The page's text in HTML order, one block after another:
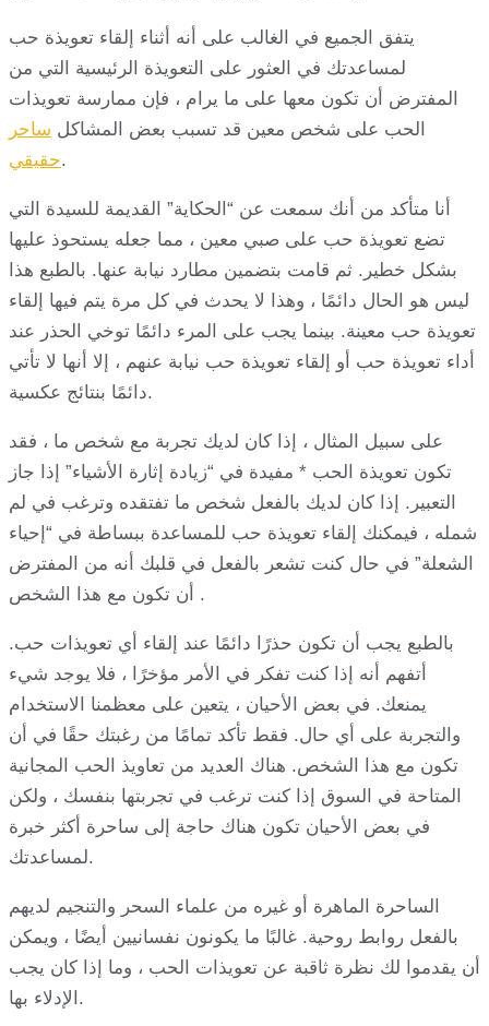
يتفق الجميع في الغالب على أنه أثناء إلقاء تعويذة حب
لمساعدتك في العثور على التعويذة الرئيسية التي من
المفترض أن تكون معها على ما يرام ، فإن ممارسة تعويذات
الحب على شخص معين قد تسبب بعض المشاكل ساحر
حقيقي.
أنا متأكد من أنك سمعت عن “الحكاية” القديمة للسيدة التي
تضع تعويذة حب على صبي معين ، مما جعله يستحوذ عليها
بشكل خطير. ثم قامت بتضمين مطارد نيابة عنها. بالطبع هذا
ليس هو الحال دائمًا ، وهذا لا يحدث في كل مرة يتم فيها إلقاء
تعويذة حب معينة. بينما يجب على المرء دائمًا توخي الحذر عند
أداء تعويذة حب أو إلقاء تعويذة حب نيابة عنهم ، إلا أنها لا تأتي
دائمًا بنتائج عكسية.
على سبيل المثال ، إذا كان لديك تجربة مع شخص ما ، فقد
تكون تعويذة الحب * مفيدة في “زيادة إثارة الأشياء” إذا جاز
التعبير. إذا كان لديك بالفعل شخص ما تفتقده وترغب في لم
شمله ، فيمكنك إلقاء تعويذة حب للمساعدة ببساطة في “إحياء
الشعلة” في حال كنت تشعر بالفعل في قلبك أنه من المفترض
أن تكون مع هذا الشخص .
بالطبع يجب أن تكون حذرًا دائمًا عند إلقاء أي تعويذات حب.
أتفهم أنه إذا كنت تفكر في الأمر مؤخرًا ، فلا يوجد شيء
يمنعك. في بعض الأحيان ، يتعين على معظمنا الاستخدام
والتجربة على أي حال. فقط تأكد تمامًا من رغبتك حقًا في أن
تكون مع هذا الشخص. هناك العديد من تعاويذ الحب المجانية
المتاحة في السوق إذا كنت ترغب في تجربتها بنفسك ، ولكن
في بعض الأحيان تكون هناك حاجة إلى ساحرة أكثر خبرة
لمساعدتك.
الساحرة الماهرة أو غيره من علماء السحر والتنجيم لديهم
بالفعل روابط روحية. غالبًا ما يكونون نفسانيين أيضًا ، ويمكن
أن يقدموا لك نظرة ثاقبة عن تعويذات الحب ، وما إذا كان يجب
الإدلاء بها.